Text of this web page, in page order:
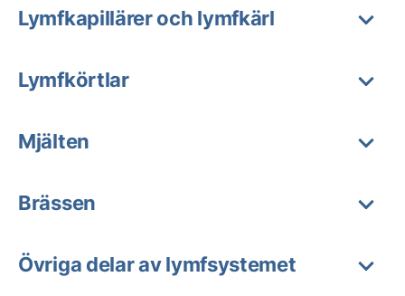
Lymfkapillärer och lymfkärl
Lymfkörtlar
Mjälten
Brässen
Övriga delar av lymfsystemet